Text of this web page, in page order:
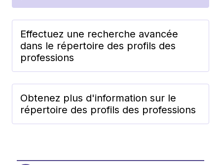
Effectuez une recherche avancée
dans le répertoire des profils des
professions
Obtenez plus d'information sur le
répertoire des profils des professions